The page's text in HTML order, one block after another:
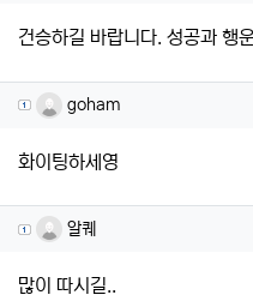
건승하길 바랍니다. 성공과 행
goham님의 댓글
goham
화이팅하세영
알퀘님의 댓글
알퀘
많이 따시길..